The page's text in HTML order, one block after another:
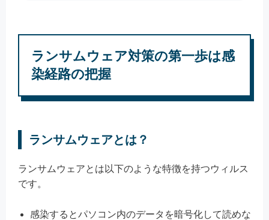
ランサムウェア対策の第一歩は感
染経路の把握
ランサムウェアとは？
ランサムウェアとは以下のような特徴を持つウィルス
です。
感染するとパソコン内のデータを暗号化して読めな